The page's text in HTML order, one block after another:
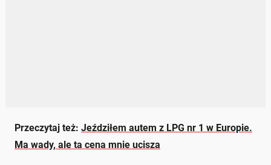
Przeczytaj też: Jeździłem autem z LPG nr 1 w Europie.
Ma wady, ale ta cena mnie ucisza